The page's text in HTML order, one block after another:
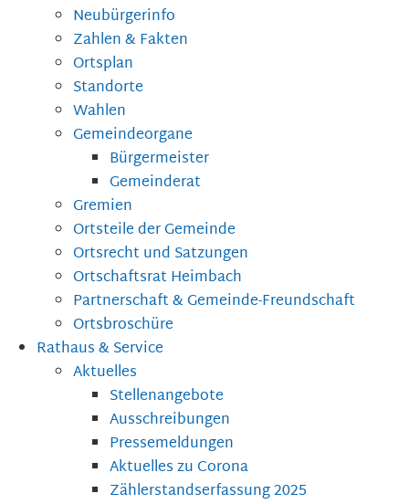
Neubürgerinfo
Zahlen & Fakten
Ortsplan
Standorte
Wahlen
Gemeindeorgane
Bürgermeister
Gemeinderat
Gremien
Ortsteile der Gemeinde
Ortsrecht und Satzungen
Ortschaftsrat Heimbach
Partnerschaft & Gemeinde-Freundschaft
Ortsbroschüre
Rathaus & Service
Aktuelles
Stellenangebote
Ausschreibungen
Pressemeldungen
Aktuelles zu Corona
Zählerstandserfassung 2025